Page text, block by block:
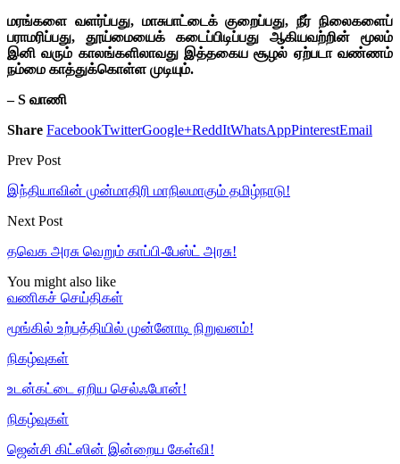
மரங்களை வளர்ப்பது, மாசுபாட்டைக் குறைப்பது, நீர் நிலைகளைப்
பராமரிப்பது, தூய்மையைக் கடைப்பிடிப்பது ஆகியவற்றின் மூலம்
இனி வரும் காலங்களிலாவது இத்தகைய சூழல் ஏற்படா வண்ணம்
நம்மை காத்துக்கொள்ள முடியும்.
– S வாணி
Share FacebookTwitterGoogle+ReddItWhatsAppPinterestEmail
Prev Post
இந்தியாவின் முன்மாதிரி மாநிலமாகும் தமிழ்நாடு!
Next Post
தவெக அரசு வெறும் காப்பி-பேஸ்ட் அரசு!
You might also like
வணிகச் செய்திகள்
மூங்கில் உற்பத்தியில் முன்னோடி நிறுவனம்!
நிகழ்வுகள்
உடன்கட்டை ஏறிய செல்ஃபோன்!
நிகழ்வுகள்
ஜென்சி கிட்ஸின் இன்றைய கேள்வி!